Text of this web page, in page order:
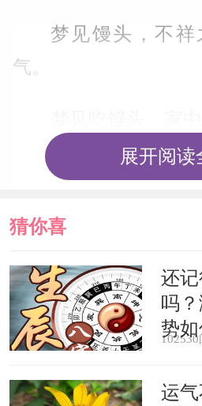
梦见馒头，不
气。
梦见吃馒头，会
见馒头未食，主
梦自己食者主口舌散
展开阅读
猜你喜
欢
还
吗
势如
102530
运